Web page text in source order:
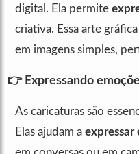
digital. Ela permite
criativa. Essa arte
em imagens simples,
👉 Expressando
As caricaturas são
Elas ajudam a expressar